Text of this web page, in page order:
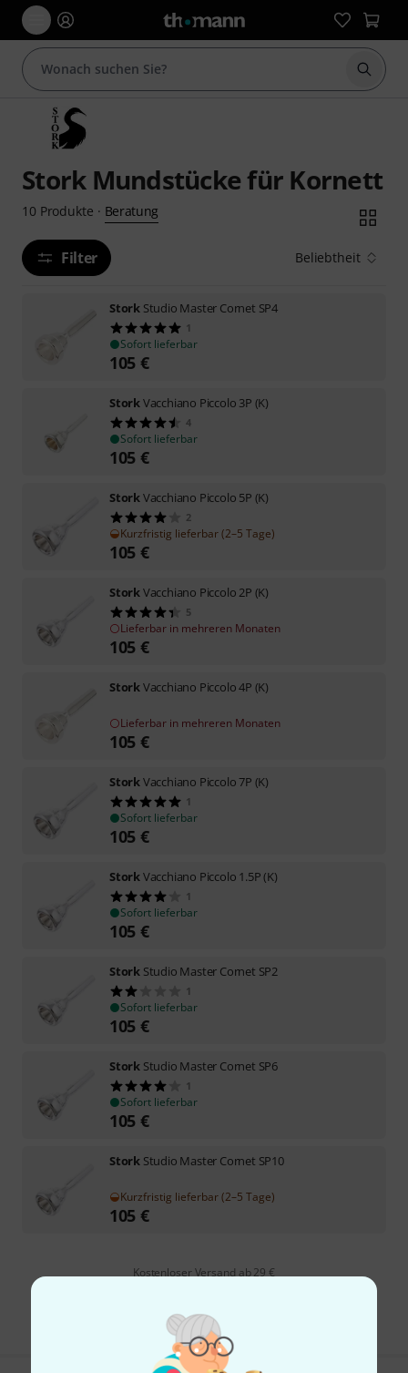
Suche
Stork Mundstücke für Kornett
10 Produkte · Beratung
Filter Beliebtheit
Stork Studio Master Cornet SP4
1
Sofort lieferbar
105 €
StorkVacchiano Piccolo 3P (K)
4
Sofort lieferbar
105 €
StorkVacchiano Piccolo 5P (K)
2
Kurzfristig lieferbar (2–5 Tage)
105 €
StorkVacchiano Piccolo 2P (K)
5
Lieferbar in mehreren Monaten
105 €
StorkVacchiano Piccolo 4P (K)
Lieferbar in mehreren Monaten
105 €
StorkVacchiano Piccolo 7P (K)
1
Sofort lieferbar
105 €
StorkVacchiano Piccolo 1.5P (K)
1
Sofort lieferbar
105 €
Stork Studio Master Cornet SP2
1
Sofort lieferbar
105 €
Stork Studio Master Cornet SP6
1
Sofort lieferbar
105 €
Stork Studio Master Cornet SP10
Kurzfristig lieferbar (2–5 Tage)
105 €
Kostenloser Versand ab 29 €